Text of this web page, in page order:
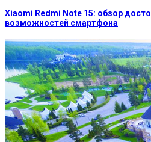
Xiaomi Redmi Note 15: обзор
возможностей смартфона